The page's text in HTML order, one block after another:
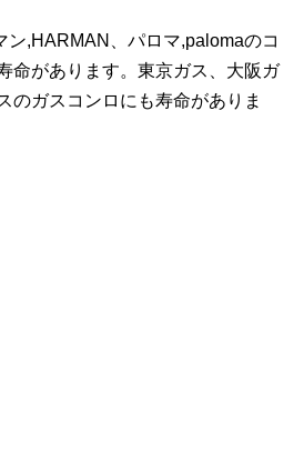
ン,HARMAN、パロマ,palomaのコ
命があります。東京ガス、大阪ガ
のガスコンロにも寿命がありま